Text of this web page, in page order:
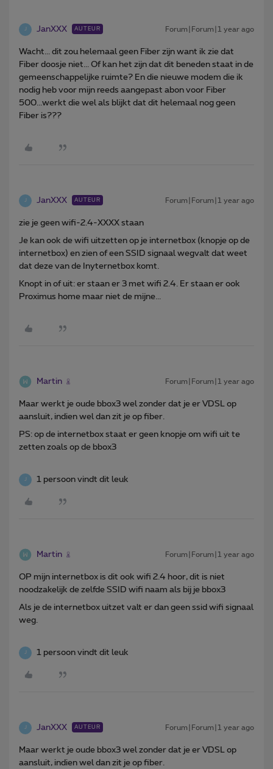
J JanXXX AUTEUR Forum|Forum|1 year ago
Wacht... dit zou helemaal geen Fiber zijn want ik zie dat
Fiber doosje niet... Of kan het zijn dat dit beneden staat in de
gemeenschappelijke ruimte? En die nieuwe modem die ik
nodig heb voor mijn reeds aangepast abon voor Fiber
500...werkt die wel als blijkt dat dit helemaal nog geen
Fiber is???
J JanXXX AUTEUR Forum|Forum|1 year ago
zie je geen wifi-2.4-XXXX staan
Je kan ook de wifi uitzetten op je internetbox (knopje op de
internetbox) en zien of een SSID signaal wegvalt dat weet
dat deze van de Inyternetbox komt.
Knopt in of uit: er staan er 3 met wifi 2.4. Er staan er ook
Proximus home maar niet de mijne...
Martin Forum|Forum|1 year ago
Maar werkt je oude bbox3 wel zonder dat je er VDSL op
aansluit, indien wel dan zit je op fiber.
PS: op de internetbox staat er geen knopje om wifi uit te
zetten zoals op de bbox3
J 1 persoon vindt dit leuk
Martin Forum|Forum|1 year ago
OP mijn internetbox is dit ook wifi 2.4 hoor, dit is niet
noodzakelijk de zelfde SSID wifi naam als bij je bbox3
Als je de internetbox uitzet valt er dan geen ssid wifi signaal
weg.
J 1 persoon vindt dit leuk
J JanXXX AUTEUR Forum|Forum|1 year ago
Maar werkt je oude bbox3 wel zonder dat je er VDSL op
aansluit, indien wel dan zit je op fiber.